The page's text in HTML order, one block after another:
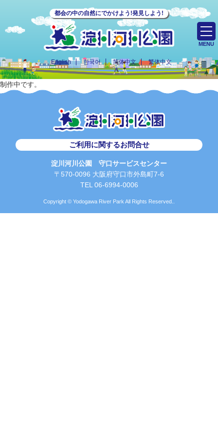
都会の中の自然にでかけよう!発見しよう!
English 한국어 简体中文 繁体中文
MENU
制作中です。
ご利用に関するお問合せ
淀川河川公園 守口サービスセンター
〒570-0096 大阪府守口市外島町7-6
TEL 06-6994-0006
Copyright © Yodogawa River Park All Rights Reserved..